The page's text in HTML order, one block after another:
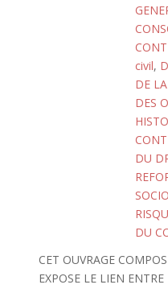
civil,
DE
DES
DU
DU
CET OUVRAGE
EXPOSE LE LIEN